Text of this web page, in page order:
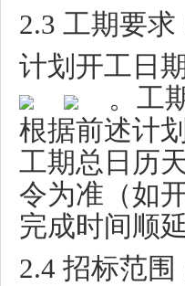
2.3 工期要求
计划开工日期
。工
根据前述计
工期总日历
令为准（如
完成时间顺延
2.4 招标范围